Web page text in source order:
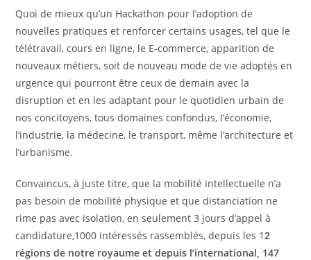
Quoi de mieux qu’un Hackathon pour l’adoption de
nouvelles pratiques et renforcer certains usages, tel que le
télétravail, cours en ligne, le E-commerce, apparition de
nouveaux métiers, soit de nouveau mode de vie adoptés en
urgence qui pourront être ceux de demain avec la
disruption et en les adaptant pour le quotidien urbain de
nos concitoyens, tous domaines confondus, l’économie,
l’industrie, la médecine, le transport, même l’architecture et
l’urbanisme.
Convaincus, à juste titre, que la mobilité intellectuelle n’a
pas besoin de mobilité physique et que distanciation ne
rime pas avec isolation, en seulement 3 jours d’appel à
candidature,1000 intéressés rassemblés, depuis les 12
régions de notre royaume et depuis l’international, 147